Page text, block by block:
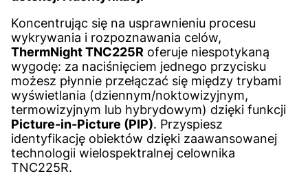
Koncentrując się na usprawnieniu procesu
wykrywania i rozpoznawania celów,
ThermNight TNC225R oferuje niespotykaną
wygodę: za naciśnięciem jednego przycisku
możesz płynnie przełączać się między trybami
wyświetlania (dziennym/noktowizyjnym,
termowizyjnym lub hybrydowym) dzięki funkcji
Picture-in-Picture (PIP). Przyspiesz
identyfikację obiektów dzięki zaawansowanej
technologii wielospektralnej celownika
TNC225R.